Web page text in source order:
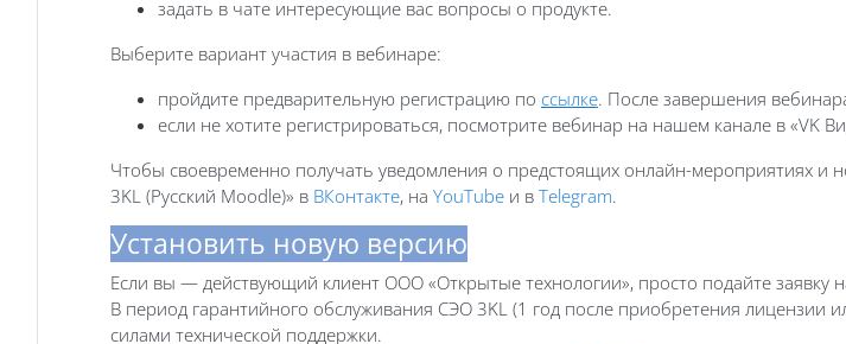
задать в чате интересующие вас вопросы о продукте.
Выберите вариант участия в вебинаре:
пройдите предварительную регистрацию по ссылке. После завершения
если не хотите регистрироваться, посмотрите вебинар на нашем канале в «VK
Чтобы своевременно получать уведомления о предстоящих онлайн-мероприятиях
3KL (Русский Moodle)» в ВКонтакте, на YouTube и в Telegram.
Установить новую версию
Если вы — действующий клиент ООО «Открытые технологии», просто подайте заявку
В период гарантийного обслуживания СЭО 3KL (1 год после приобретения
силами технической поддержки.